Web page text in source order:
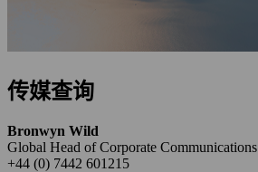
传媒查询
Bronwyn Wild
Global Head of Corporate Communications
+44 (0) 7442 601215